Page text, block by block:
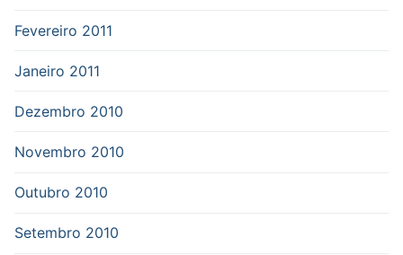
Fevereiro 2011
Janeiro 2011
Dezembro 2010
Novembro 2010
Outubro 2010
Setembro 2010